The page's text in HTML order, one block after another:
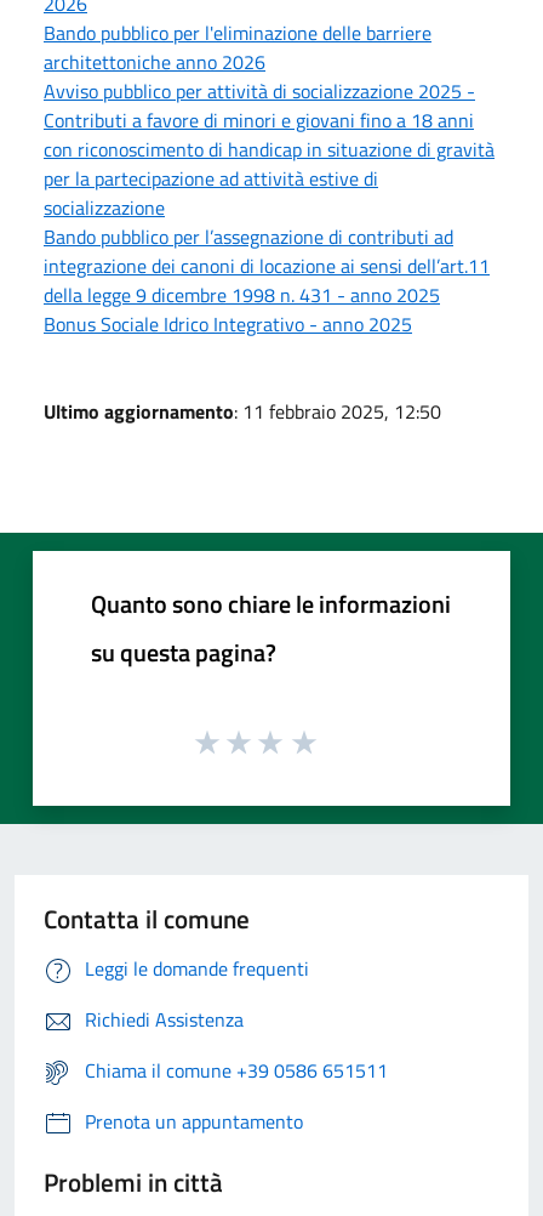
Bando pubblico per l'eliminazione delle barriere
architettoniche anno 2026
Avviso pubblico per attività di socializzazione 2025 -
Contributi a favore di minori e giovani fino a 18 anni
con riconoscimento di handicap in situazione di gravità
per la partecipazione ad attività estive di
socializzazione
Bando pubblico per l’assegnazione di contributi ad
integrazione dei canoni di locazione ai sensi dell’art.11
della legge 9 dicembre 1998 n. 431 - anno 2025
Bonus Sociale Idrico Integrativo - anno 2025
Ultimo aggiornamento: 11 febbraio 2025, 12:50
Quanto sono chiare le informazioni
su questa pagina?
Contatta il comune
Leggi le domande frequenti
Richiedi Assistenza
Chiama il comune +39 0586 651511
Prenota un appuntamento
Problemi in città